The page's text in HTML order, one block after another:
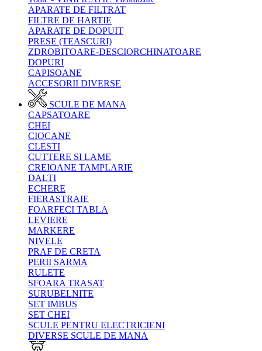
APARATE DE FILTRAT
FILTRE DE HARTIE
APARATE DE DOPUIT
PRESE (TEASCURI)
ZDROBITOARE-DESCIORCHINATOARE
DOPURI
CAPISOANE
ACCESORII DIVERSE
SCULE DE MANA
CAPSATOARE
CHEI
CIOCANE
CLESTI
CUTTERE SI LAME
CREIOANE TAMPLARIE
DALTI
ECHERE
FIERASTRAIE
FOARFECI TABLA
LEVIERE
MARKERE
NIVELE
PRAF DE CRETA
PERII SARMA
RULETE
SFOARA TRASAT
SURUBELNITE
SET IMBUS
SET CHEI
SCULE PENTRU ELECTRICIENI
DIVERSE SCULE DE MANA